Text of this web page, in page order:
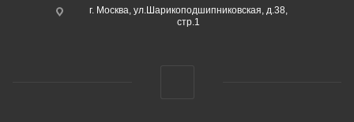
г. Москва, ул.Шарикоподшипниковская, д.38,
стр.1